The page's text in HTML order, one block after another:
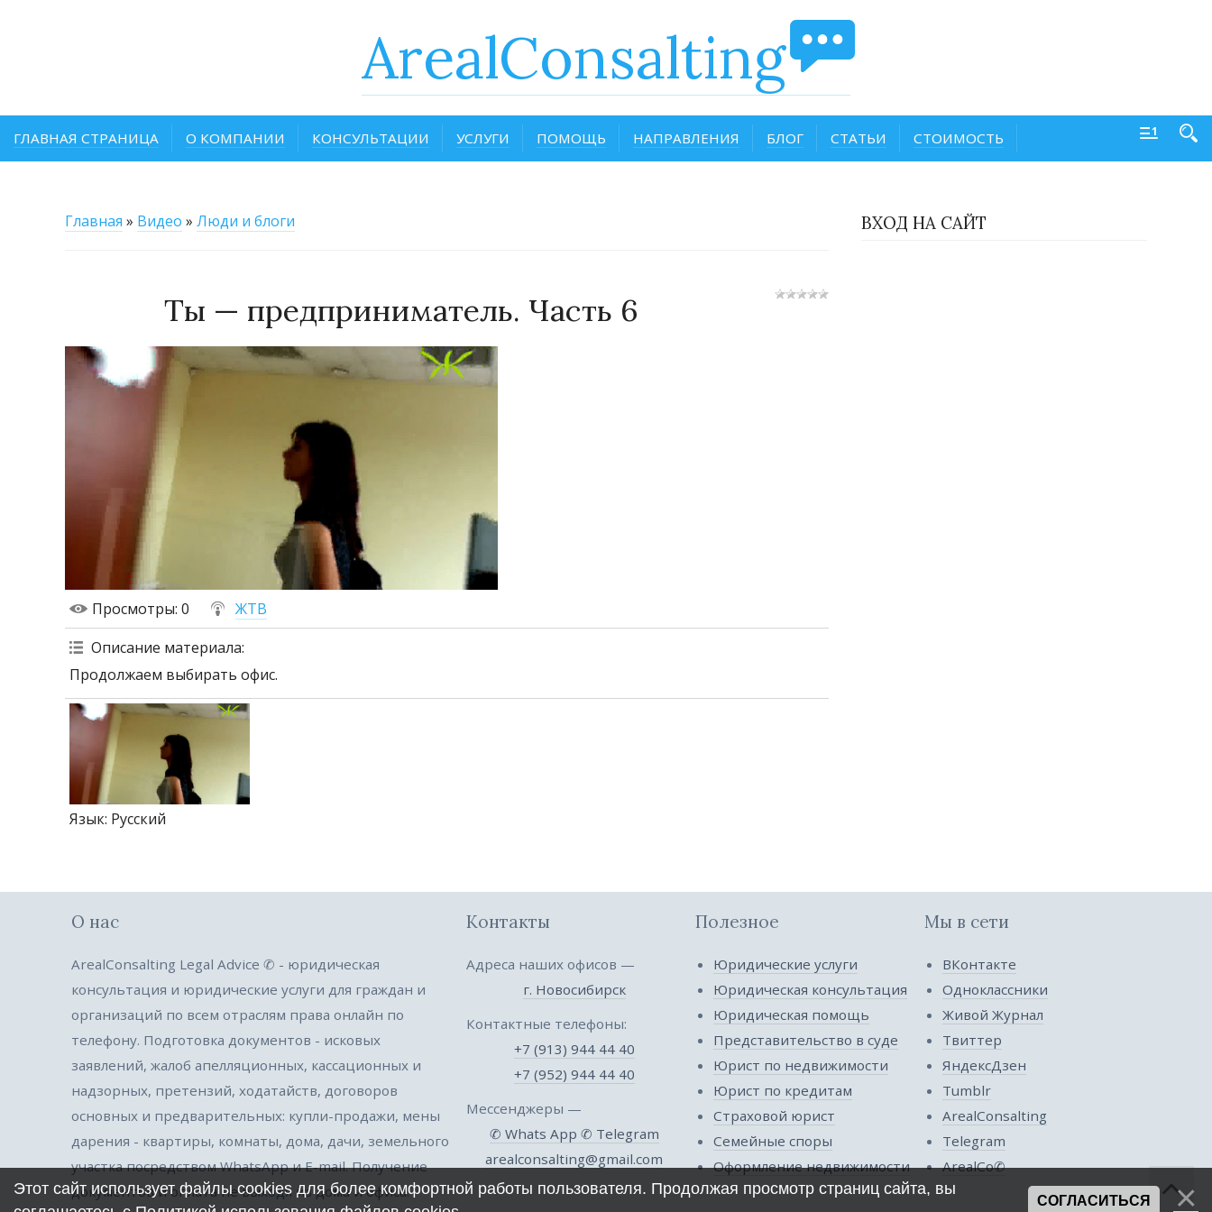
ArealConsalting
ГЛАВНАЯ СТРАНИЦА О КОМПАНИИ КОНСУЛЬТАЦИИ УСЛУГИ ПОМОЩЬ НАПРАВЛЕНИЯ БЛОГ СТАТЬИ СТОИМОСТЬ
Главная » Видео » Люди и блоги
Ты — предприниматель. Часть 6
Просмотры: 0
ЖТВ
Описание материала:
Продолжаем выбирать офис.
Язык: Русский
ВХОД НА САЙТ
О нас
ArealConsalting Legal Advice ✆ - юридическая
консультация и юридические услуги для граждан и
организаций по всем отраслям права онлайн по
телефону. Подготовка документов - исковых
заявлений, жалоб апелляционных, кассационных и
надзорных, претензий, ходатайств, договоров
основных и предварительных: купли-продажи, мены
дарения - квартиры, комнаты, дома, дачи, земельного
участка посредством WhatsApp и E-mail. Получение
документов и оплата не выходя из дома и офиса.
Контакты
Адреса наших офисов —
г. Новосибирск
Контактные телефоны:
+7 (913) 944 44 40
+7 (952) 944 44 40
Мессенджеры —
✆ Whats App ✆ Telegram
arealconsalting@gmail.com
Полезное
Юридические услуги
Юридическая консультация
Юридическая помощь
Представительство в суде
Юрист по недвижимости
Юрист по кредитам
Страховой юрист
Семейные споры
Оформление недвижимости
Мы в сети
ВКонтакте
Одноклассники
Живой Журнал
Твиттер
ЯндексДзен
Tumblr
ArealConsalting
Telegram
ArealCo✆
Этот сайт использует файлы cookies для более комфортной работы пользователя. Продолжая просмотр страниц сайта, вы
СОГЛАСИТЬСЯ